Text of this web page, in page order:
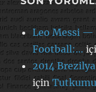
Leo Messi —
Football:…
2014
için